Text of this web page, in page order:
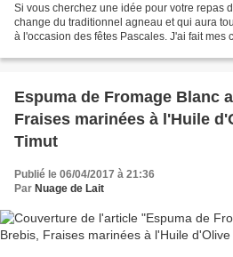
Si vous cherchez une idée pour votre repas
change du traditionnel agneau et qui aura
à l'occasion des fêtes Pascales. J'ai fait mes
Espuma de Fromage Blanc
Fraises marinées à l'Huile
Timut
Publié le 06/04/2017 à 21:36
Par Nuage de Lait